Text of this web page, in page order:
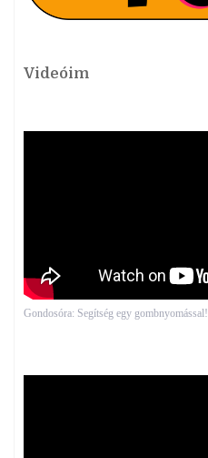
Videóim
Gondosóra: Segítség egy gombnyomással!